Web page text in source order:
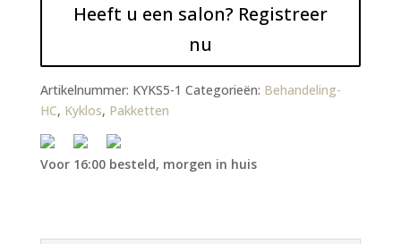
Heeft u een salon? Registreer
nu
Artikelnummer: KYKS5-1 Categorieën: Behandeling-
HC, Kyklos, Pakketten
Voor 16:00 besteld, morgen in huis